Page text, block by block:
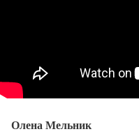
Олена Мельник